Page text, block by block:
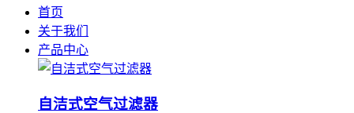
首页
关于我们
产品中心
自洁式空气过滤器